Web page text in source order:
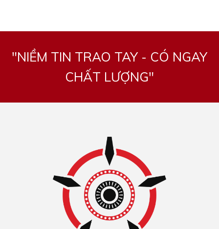
"NIỀM TIN TRAO TAY - CÓ NGAY
CHẤT LƯỢNG"